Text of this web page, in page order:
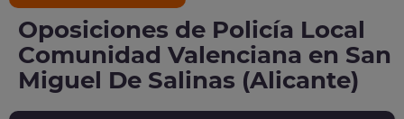
Oposiciones de Policía Local
Comunidad Valenciana en San
Miguel De Salinas (Alicante)